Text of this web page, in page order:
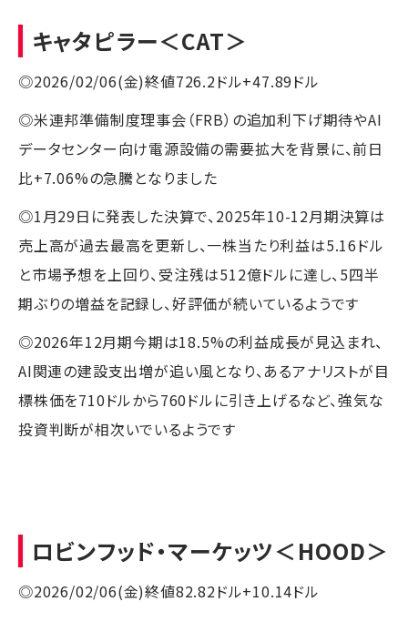
キャタピラー＜CAT＞
◎2026/02/06(金)終値726.2ドル+47.89ドル
◎米連邦準備制度理事会（FRB）の追加利下げ期待やAI
データセンター向け電源設備の需要拡大を背景に、前日
比+7.06%の急騰となりました
◎1月29日に発表した決算で、2025年10-12月期決算は
売上高が過去最高を更新し、一株当たり利益は5.16ドル
と市場予想を上回り、受注残は512億ドルに達し、5四半
期ぶりの増益を記録し、好評価が続いているようです
◎2026年12月期今期は18.5%の利益成長が見込まれ、
AI関連の建設支出増が追い風となり、あるアナリストが目
標株価を710ドルから760ドルに引き上げるなど、強気な
投資判断が相次いでいるようです
ロビンフッド・マーケッツ＜HOOD＞
◎2026/02/06(金)終値82.82ドル+10.14ドル